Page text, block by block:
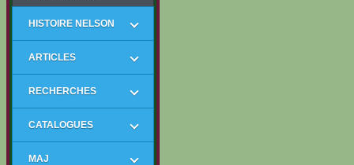
HISTOIRE NELSON
ARTICLES
RECHERCHES
CATALOGUES
MAJ